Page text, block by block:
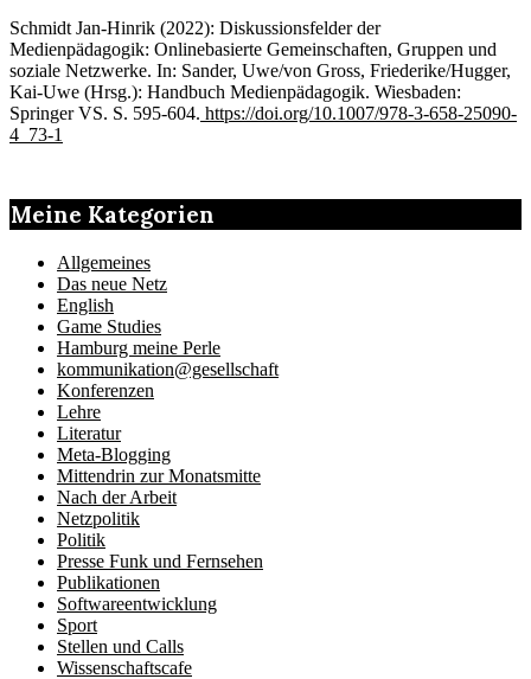
Schmidt Jan-Hinrik (2022): Diskussionsfelder der
Medienpädagogik: Onlinebasierte Gemeinschaften, Gruppen und
soziale Netzwerke. In: Sander, Uwe/von Gross, Friederike/Hugger,
Kai-Uwe (Hrsg.): Handbuch Medienpädagogik. Wiesbaden:
Springer VS. S. 595-604. https://doi.org/10.1007/978-3-658-25090-
4_73-1
Meine Kategorien
Allgemeines
Das neue Netz
English
Game Studies
Hamburg meine Perle
kommunikation@gesellschaft
Konferenzen
Lehre
Literatur
Meta-Blogging
Mittendrin zur Monatsmitte
Nach der Arbeit
Netzpolitik
Politik
Presse Funk und Fernsehen
Publikationen
Softwareentwicklung
Sport
Stellen und Calls
Wissenschaftscafe